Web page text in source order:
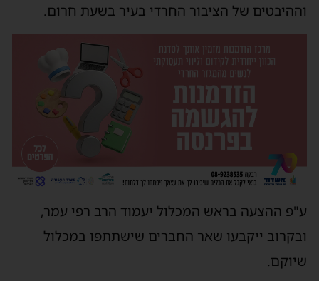
וההיבטים של הציבור החרדי בעיר בשעת חרום.
ע"פ ההצעה בראש המכלול יעמוד הרב רפי עמר,
ובקרוב ייקבעו שאר החברים שישתתפו במכלול
שיוקם.